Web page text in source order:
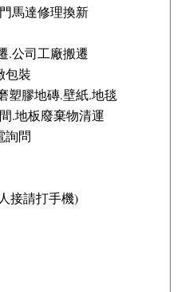
馬達修理換新
.公司工廠搬遷
包裝
塑膠地磚.壁紙.地毯
.地板廢棄物清運
詢問
接請打手機)